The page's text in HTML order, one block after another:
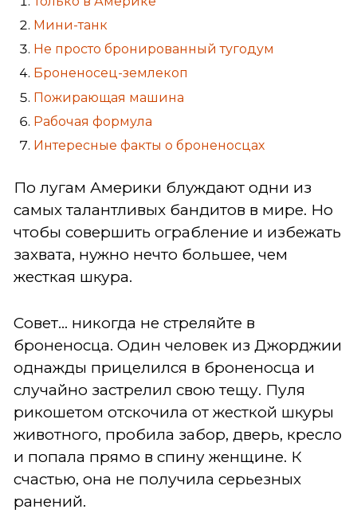
Мини-танк
Не просто бронированный тугодум
Броненосец-землекоп
Пожирающая машина
Рабочая формула
Интересные факты о броненосцах
По лугам Америки блуждают одни из
самых талантливых бандитов в мире. Но
чтобы совершить ограбление и избежать
захвата, нужно нечто большее, чем
жесткая шкура.
Совет... никогда не стреляйте в
броненосца. Один человек из Джорджии
однажды прицелился в броненосца и
случайно застрелил свою тещу. Пуля
рикошетом отскочила от жесткой шкуры
животного, пробила забор, дверь, кресло
и попала прямо в спину женщине. К
счастью, она не получила серьезных
ранений.